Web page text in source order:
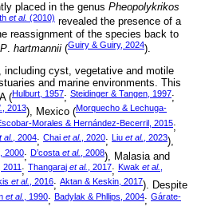
placed in the genus Pheopolykrikos
et al. (2010) revealed the presence of a
reassignment of the species back to
P hartmannii (Guiry & Guiry, 2024).
cyst, vegetative and motile
and marine environments. This
(Hulburt, 1957; Steidinger & Tangen, 1997;
, 2013), Mexico (Morquecho & Lechuga-
Morales & Hernández-Becerril, 2015;
al. , 2004; Chai et al. , 2020; Liu et al. , 2023),
, 2000; D’costa et al. , 2008), Malasia and
, 2011 ; Thangaraj et al. , 2017; Kwak et al.
et al., 2016; Aktan & Keskin, 2017). Despite
et al. , 1990; Badylak & Phllips, 2004; Gárate-